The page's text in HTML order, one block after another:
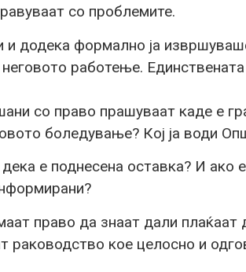
со проблемите.
додека формално ја
работење.
со право прашуваат каде е
боледување? Кој ја води
е поднесена оставка? И ако
право да знаат дали плаќаат
раководство кое целосно и